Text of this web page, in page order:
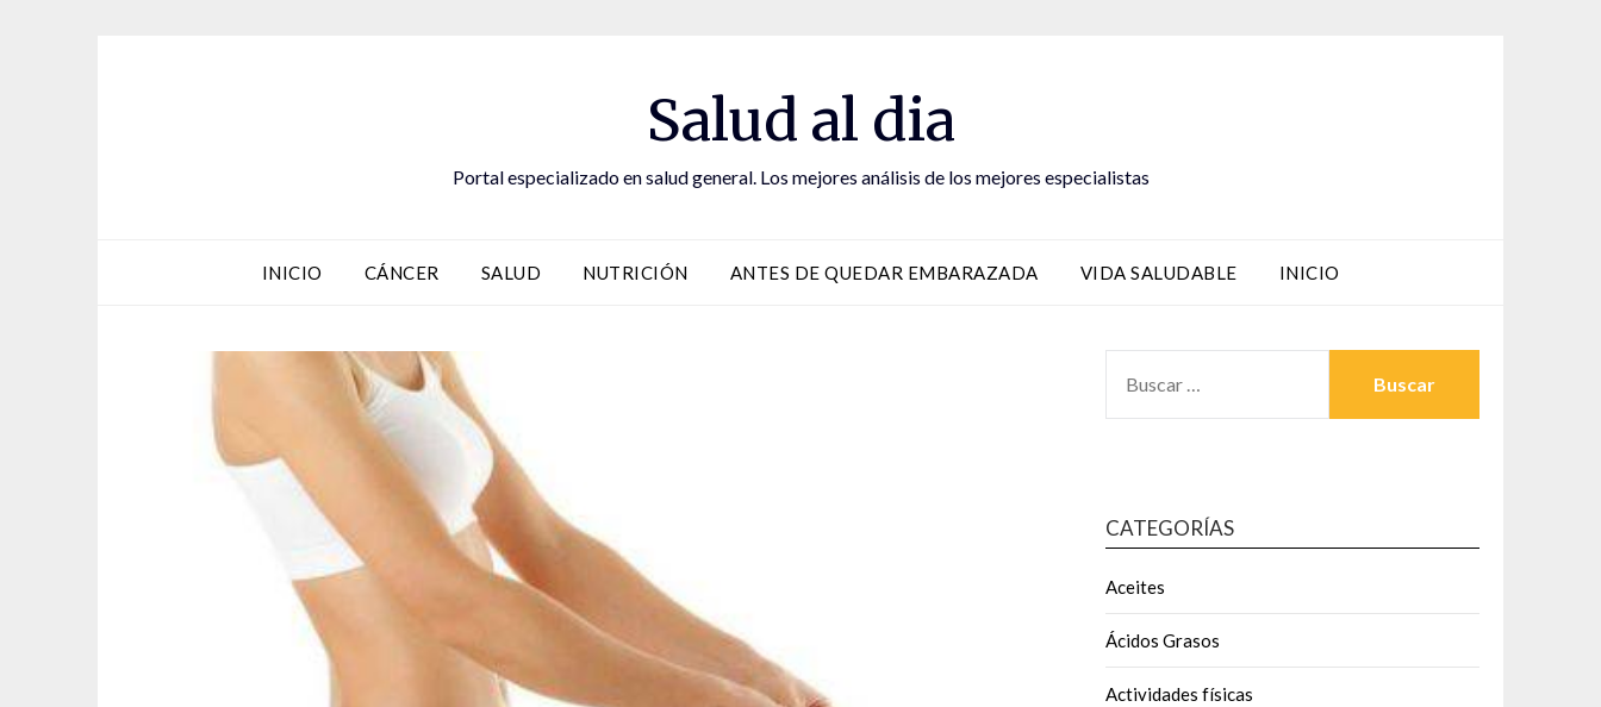
Salud al dia
Portal especializado en salud general. Los mejores análisis de los mejores especialistas
INICIO CÁNCER SALUD NUTRICIÓN ANTES DE QUEDAR EMBARAZADA VIDA SALUDABLE INICIO
CATEGORÍAS
Aceites
Ácidos Grasos
Actividades físicas